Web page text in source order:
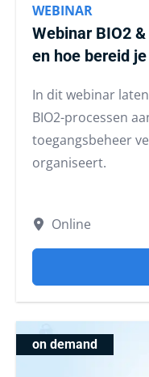
WEBINAR
Webinar BIO2
en hoe bereid
In dit webinar
BIO2-processen
toegangsbeheer
organiseert.
Online
on demand